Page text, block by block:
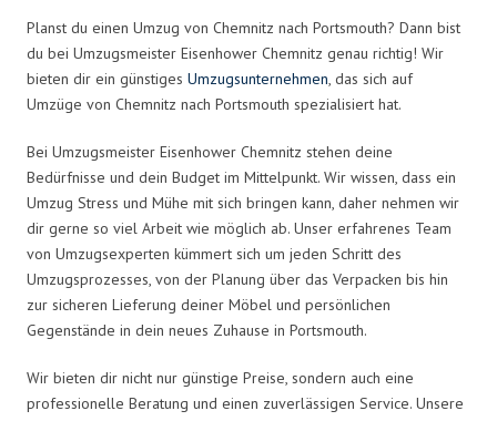
Planst du einen Umzug von Chemnitz nach Portsmouth? Dann bist
du bei Umzugsmeister Eisenhower Chemnitz genau richtig! Wir
bieten dir ein günstiges Umzugsunternehmen, das sich auf
Umzüge von Chemnitz nach Portsmouth spezialisiert hat.
Bei Umzugsmeister Eisenhower Chemnitz stehen deine
Bedürfnisse und dein Budget im Mittelpunkt. Wir wissen, dass ein
Umzug Stress und Mühe mit sich bringen kann, daher nehmen wir
dir gerne so viel Arbeit wie möglich ab. Unser erfahrenes Team
von Umzugsexperten kümmert sich um jeden Schritt des
Umzugsprozesses, von der Planung über das Verpacken bis hin
zur sicheren Lieferung deiner Möbel und persönlichen
Gegenstände in dein neues Zuhause in Portsmouth.
Wir bieten dir nicht nur günstige Preise, sondern auch eine
professionelle Beratung und einen zuverlässigen Service. Unsere